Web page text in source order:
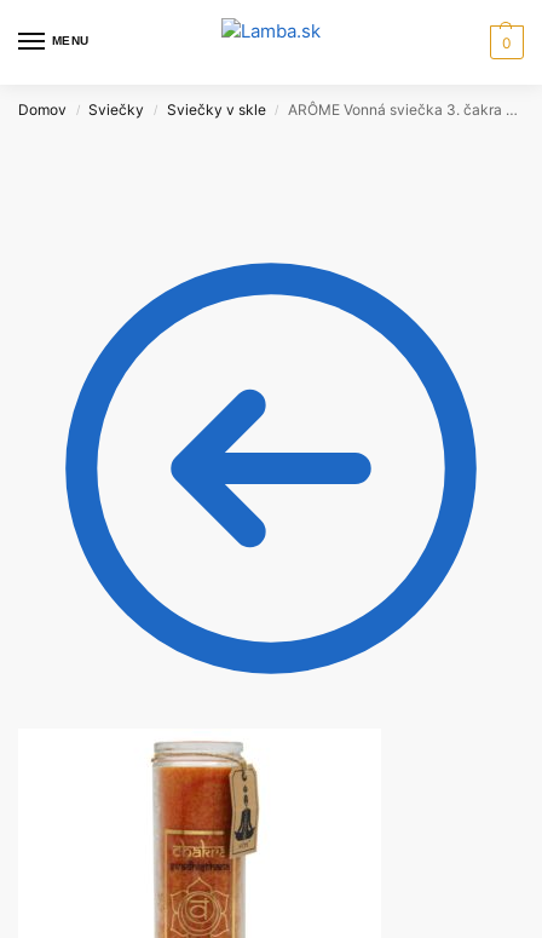
MENU 0
Domov / Sviečky / Sviečky v skle / ARÔME Vonná sviečka 3. čakra – MANIPURA 320g